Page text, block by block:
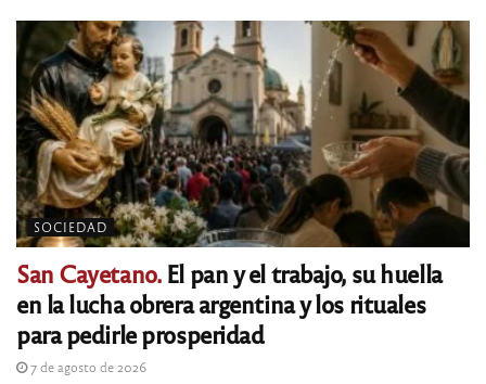
SOCIEDAD
San Cayetano.El pan y el trabajo, su huella
en la lucha obrera argentina y los rituales
para pedirle prosperidad
7 de agosto de 2026